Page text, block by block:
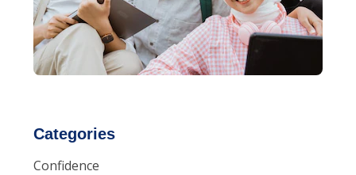
Categories
Confidence